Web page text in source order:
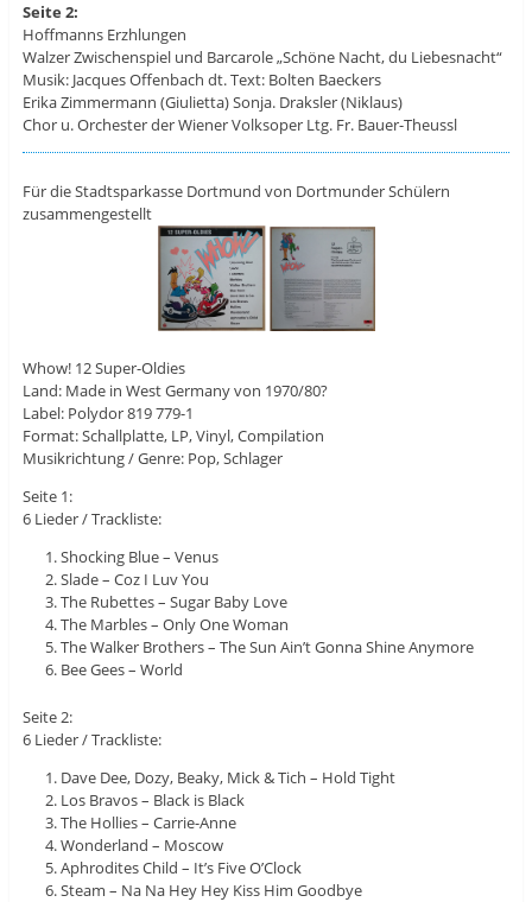
Seite 2:
Hoffmanns Erzhlungen
Walzer Zwischenspiel und Barcarole „Schöne Nacht, du Liebesnacht“
Musik: Jacques Offenbach dt. Text: Bolten Baeckers
Erika Zimmermann (Giulietta) Sonja. Draksler (Niklaus)
Chor u. Orchester der Wiener Volksoper Ltg. Fr. Bauer-Theussl
Für die Stadtsparkasse Dortmund von Dortmunder Schülern
zusammengestellt
Whow! 12 Super-Oldies
Land: Made in West Germany von 1970/80?
Label: Polydor 819 779-1
Format: Schallplatte, LP, Vinyl, Compilation
Musikrichtung / Genre: Pop, Schlager
Seite 1:
6 Lieder / Trackliste:
Shocking Blue – Venus
Slade – Coz I Luv You
The Rubettes – Sugar Baby Love
The Marbles – Only One Woman
The Walker Brothers – The Sun Ain’t Gonna Shine Anymore
Bee Gees – World
Seite 2:
6 Lieder / Trackliste:
Dave Dee, Dozy, Beaky, Mick & Tich – Hold Tight
Los Bravos – Black is Black
The Hollies – Carrie-Anne
Wonderland – Moscow
Aphrodites Child – It’s Five O’Clock
Steam – Na Na Hey Hey Kiss Him Goodbye